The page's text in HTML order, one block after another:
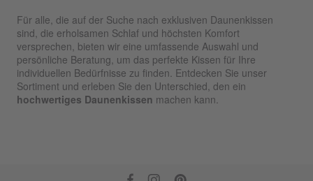
Für alle, die auf der Suche nach exklusiven Daunenkissen
sind, die erholsamen Schlaf und höchsten Komfort
versprechen, bieten wir eine umfassende Auswahl und
persönliche Beratung, um das perfekte Kissen für Ihre
individuellen Bedürfnisse zu finden. Entdecken Sie unser
Sortiment und erleben Sie den Unterschied, den ein
hochwertiges Daunenkissen machen kann.